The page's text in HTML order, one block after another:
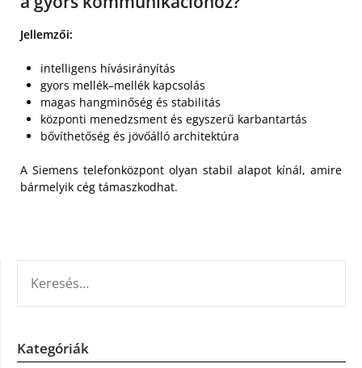
Jellemzői:
intelligens hívásirányítás
gyors mellék–mellék kapcsolás
magas hangminőség és stabilitás
központi menedzsment és egyszerű karbantartás
bővíthetőség és jövőálló architektúra
A Siemens telefonközpont olyan stabil alapot kínál, amire
bármelyik cég támaszkodhat.
Kategóriák